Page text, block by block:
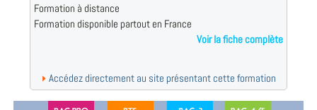
Formation à distance
Formation disponible partout en France
Voir la fiche complète
Accédez directement au site présentant cette formation